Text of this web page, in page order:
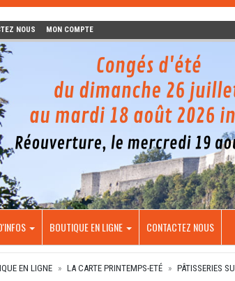
NOUS MON COMPTE
BOUTIQUE EN LIGNE CONTACTEZ NOUS
EN LIGNE LA CARTE PRINTEMPS-ETÉ PÂTISSERIES